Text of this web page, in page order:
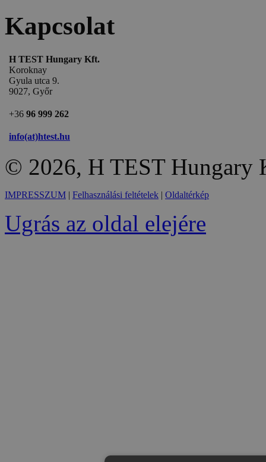
Kapcsolat
H TEST Hungary Kft.
Koroknay
Gyula utca 9.
9027, Győr
+36 96 999 262
info(at)htest.hu
© 2026, H TEST Hungary
IMPRESSZUM | Felhasználási feltételek | Oldaltérkép
Ugrás az oldal elejére